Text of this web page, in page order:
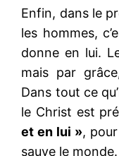
Enfin, dans le
les hommes,
donne en lui.
mais par
Dans tout ce
le Christ est
et en lui »,
sauve le monde.